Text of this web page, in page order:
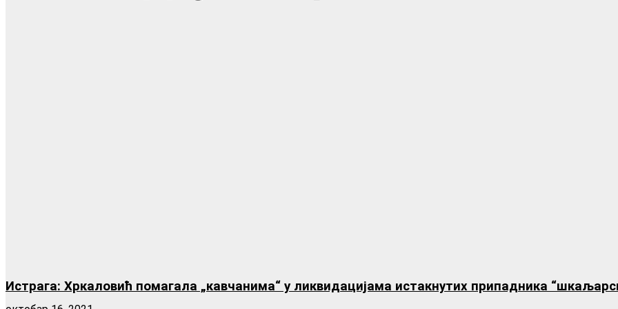
Истрага: Хркаловић помагала „кавчанима“ у ликвидацијама истакнутих припадника